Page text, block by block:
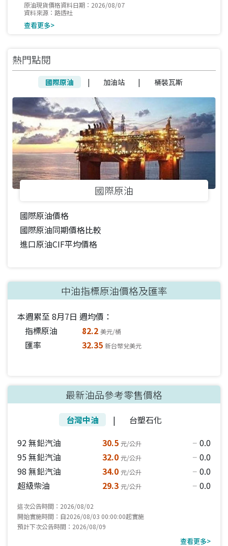
原油現貨價格資料日期：2026/08/07
資料來源：路透社
查看更多>
熱門點閱
國際原油 | 加油站 | 桶裝瓦斯
國際原油
國際原油價格
國際原油同期價格比較
進口原油CIF平均價格
中油指標原油價格及匯率
本週累至8月7日 週均價：
指標原油
82.2 美元/桶
匯率 32.35 新台幣兌美元
最新油品參考零售價格
台灣中油 |
台塑石化
92 無鉛汽油
30.5 元/公升 horizontal_rule 0.0
95 無鉛汽油
32.0 元/公升 horizontal_rule 0.0
98 無鉛汽油
34.0 元/公升 horizontal_rule 0.0
超級柴油
29.3 元/公升 horizontal_rule 0.0
這次公告時間：2026/08/02
開始實施時間：自2026/08/03 00:00:00起實施
預計下次公告時間：2026/08/09
查看更多>